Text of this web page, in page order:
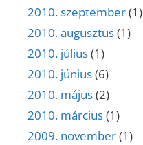
2010. szeptember(1)
2010. augusztus(1)
2010. július(1)
2010. június(6)
2010. május(2)
2010. március(1)
2009. november(1)